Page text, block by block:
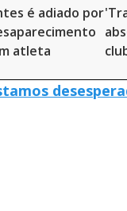
é adiado por
atleta